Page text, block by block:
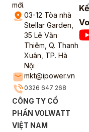
mới.
03-12 Tòa nhà
Stellar Garden,
35 Lê Văn
Thiêm, Q. Thanh
Xuân, TP. Hà
Nội
mkt@ipower.vn
0326 647 268
CÔNG TY CỔ
PHẦN VOLWATT
VIỆT NAM